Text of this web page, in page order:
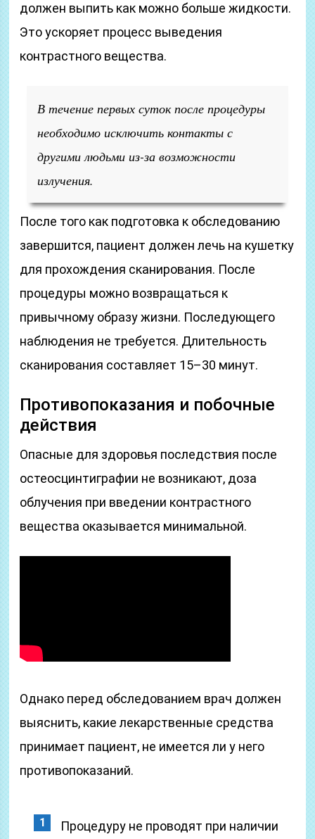
должен выпить как можно больше жидкости.
Это ускоряет процесс выведения
контрастного вещества.
В течение первых суток после процедуры
необходимо исключить контакты с
другими людьми из-за возможности
излучения.
После того как подготовка к обследованию
завершится, пациент должен лечь на кушетку
для прохождения сканирования. После
процедуры можно возвращаться к
привычному образу жизни. Последующего
наблюдения не требуется. Длительность
сканирования составляет 15–30 минут.
Противопоказания и побочные
действия
Опасные для здоровья последствия после
остеосцинтиграфии не возникают, доза
облучения при введении контрастного
вещества оказывается минимальной.
Однако перед обследованием врач должен
выяснить, какие лекарственные средства
принимает пациент, не имеется ли у него
противопоказаний.
Процедуру не проводят при наличии